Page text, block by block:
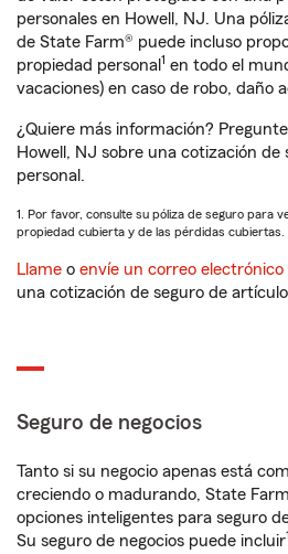
personales en Howell, NJ. Una
de State Farm® puede incluso
propiedad personal 1 en todo el
vacaciones) en caso de robo, daño
¿Quiere más información?
Howell, NJ sobre una cotización de
personal.
1. Por favor, consulte su póliza de seguro para
propiedad cubierta y de las pérdidas cubiertas.
Llame o envíe un correo electrónico
una cotización de seguro de
Seguro de negocios
Tanto si su negocio apenas está
creciendo o madurando, State
opciones inteligentes para seguro
Su seguro de negocios puede incluir1